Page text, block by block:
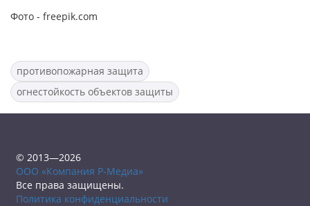
Фото - freepik.com
противопожарная защита
огнестойкость объектов защиты
© 2013—2026
ООО «Компания Р-Медиа»
Все права защищены.
Политика конфиденциальности